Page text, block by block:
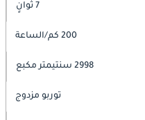
7 ثوانٍ
200 كم/الساعة
2998 سنتيمتر مكبع
توربو مزدوج